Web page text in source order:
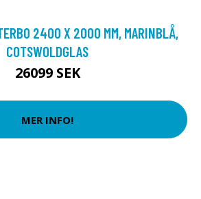
2400 X 2000 MM, MARINBLÅ,
COTSWOLDGLAS
26099 SEK
MER INFO!